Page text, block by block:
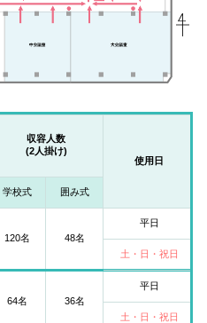
収容人数
(2人掛け)
使用日
学校式 囲み式
120名 48名
平日
土・日・祝日
64名 36名
平日
土・日・祝日